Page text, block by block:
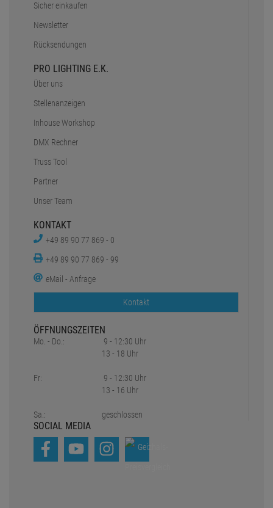
Sicher einkaufen
Newsletter
Rücksendungen
PRO LIGHTING E.K.
Über uns
Stellenanzeigen
Inhouse Workshop
DMX Rechner
Truss Tool
Partner
Unser Team
KONTAKT
+49 89 90 77 869 - 0
+49 89 90 77 869 - 99
eMail - Anfrage
Kontakt
ÖFFNUNGSZEITEN
Mo. - Do.:
Fr:
Sa.:
9 - 12:30 Uhr
13 - 18 Uhr
9 - 12:30 Uhr
13 - 16 Uhr
geschlossen
SOCIAL MEDIA